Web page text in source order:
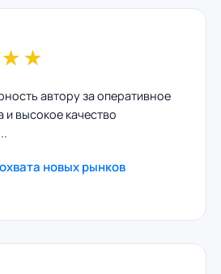
★★
автору за оперативное
и высокое качество
новых рынков